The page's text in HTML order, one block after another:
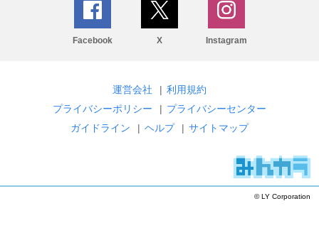
Facebook X Instagram
運営会社 | 利用規約
プライバシーポリシー
| プライバシーセンター
ガイドライン
| ヘルプ | サイトマップ
© LY Corporation